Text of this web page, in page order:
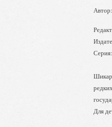
Автор:
Серия:
Для